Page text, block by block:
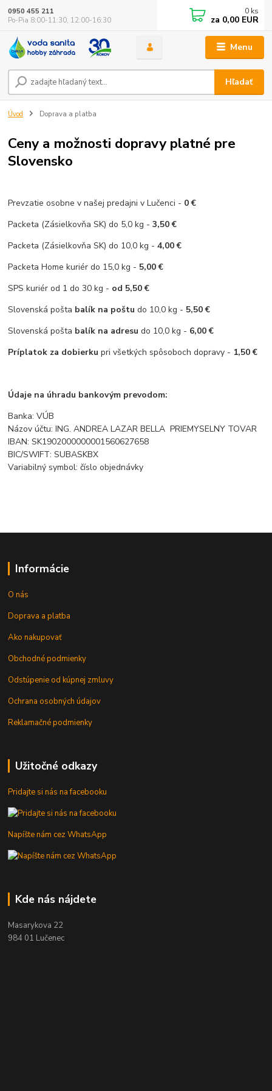
Menu
Hľadať
0950 455 211
Po-Pia 8:00-11:30, 12:00-16:30
0 ks
za 0,00 EUR
Úvod Doprava a platba
Ceny a možnosti dopravy platné pre
Slovensko
Prevzatie osobne v našej predajni v Lučenci - 0 €
Packeta (Zásielkovňa SK) do 5,0 kg -3,50 €
Packeta (Zásielkovňa SK) do 10,0 kg -4,00 €
Packeta Home kuriér do 15,0 kg - 5,00 €
SPS kuriér od 1 do 30 kg - od 5,50 €
Slovenská pošta balík na poštu do 10,0 kg - 5,50 €
Slovenská pošta balík na adresu do 10,0 kg - 6,00 €
Príplatok za dobierku pri všetkých spôsoboch dopravy - 1,50 €
Údaje na úhradu bankovým prevodom:
Banka: VÚB
Názov účtu: ING. ANDREA LAZAR BELLA PRIEMYSELNY TOVAR
IBAN: SK1902000000001560627658
BIC/SWIFT: SUBASKBX
Variabilný symbol: číslo objednávky
Informácie
O nás
Doprava a platba
Ako nakupovať
Obchodné podmienky
Odstúpenie od kúpnej zmluvy
Ochrana osobných údajov
Reklamačné podmienky
Užitočné odkazy
Pridajte si nás na facebooku
Napíšte nám cez WhatsApp
Kde nás nájdete
Masarykova 22
984 01 Lučenec